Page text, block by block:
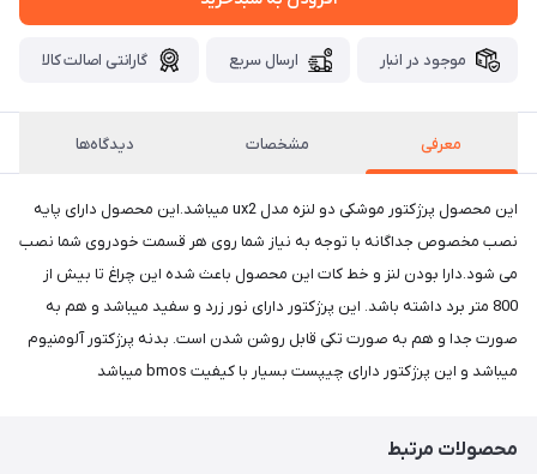
موجود در انبار ارسال سریع گارانتی اصالت کالا
معرفی مشخصات دیدگاه‌ها
این محصول پرژکتور موشکی دو لنزه مدل ux2 میباشد.این محصول دارای پایه
نصب مخصوص جداگانه با توجه به نیاز شما روی هر قسمت خودروی شما نصب
می شود.دارا بودن لنز و خط کات این محصول باعث شده این چراغ تا بیش از
800 متر برد داشته باشد. این پرژکتور دارای نور زرد و سفید میباشد و هم به
صورت جدا و هم به صورت تکی قابل روشن شدن است. بدنه پرژکتور آلومنیوم
میباشد و این پرژکتور دارای چیپست بسیار با کیفیت bmos میباشد
محصولات مرتبط